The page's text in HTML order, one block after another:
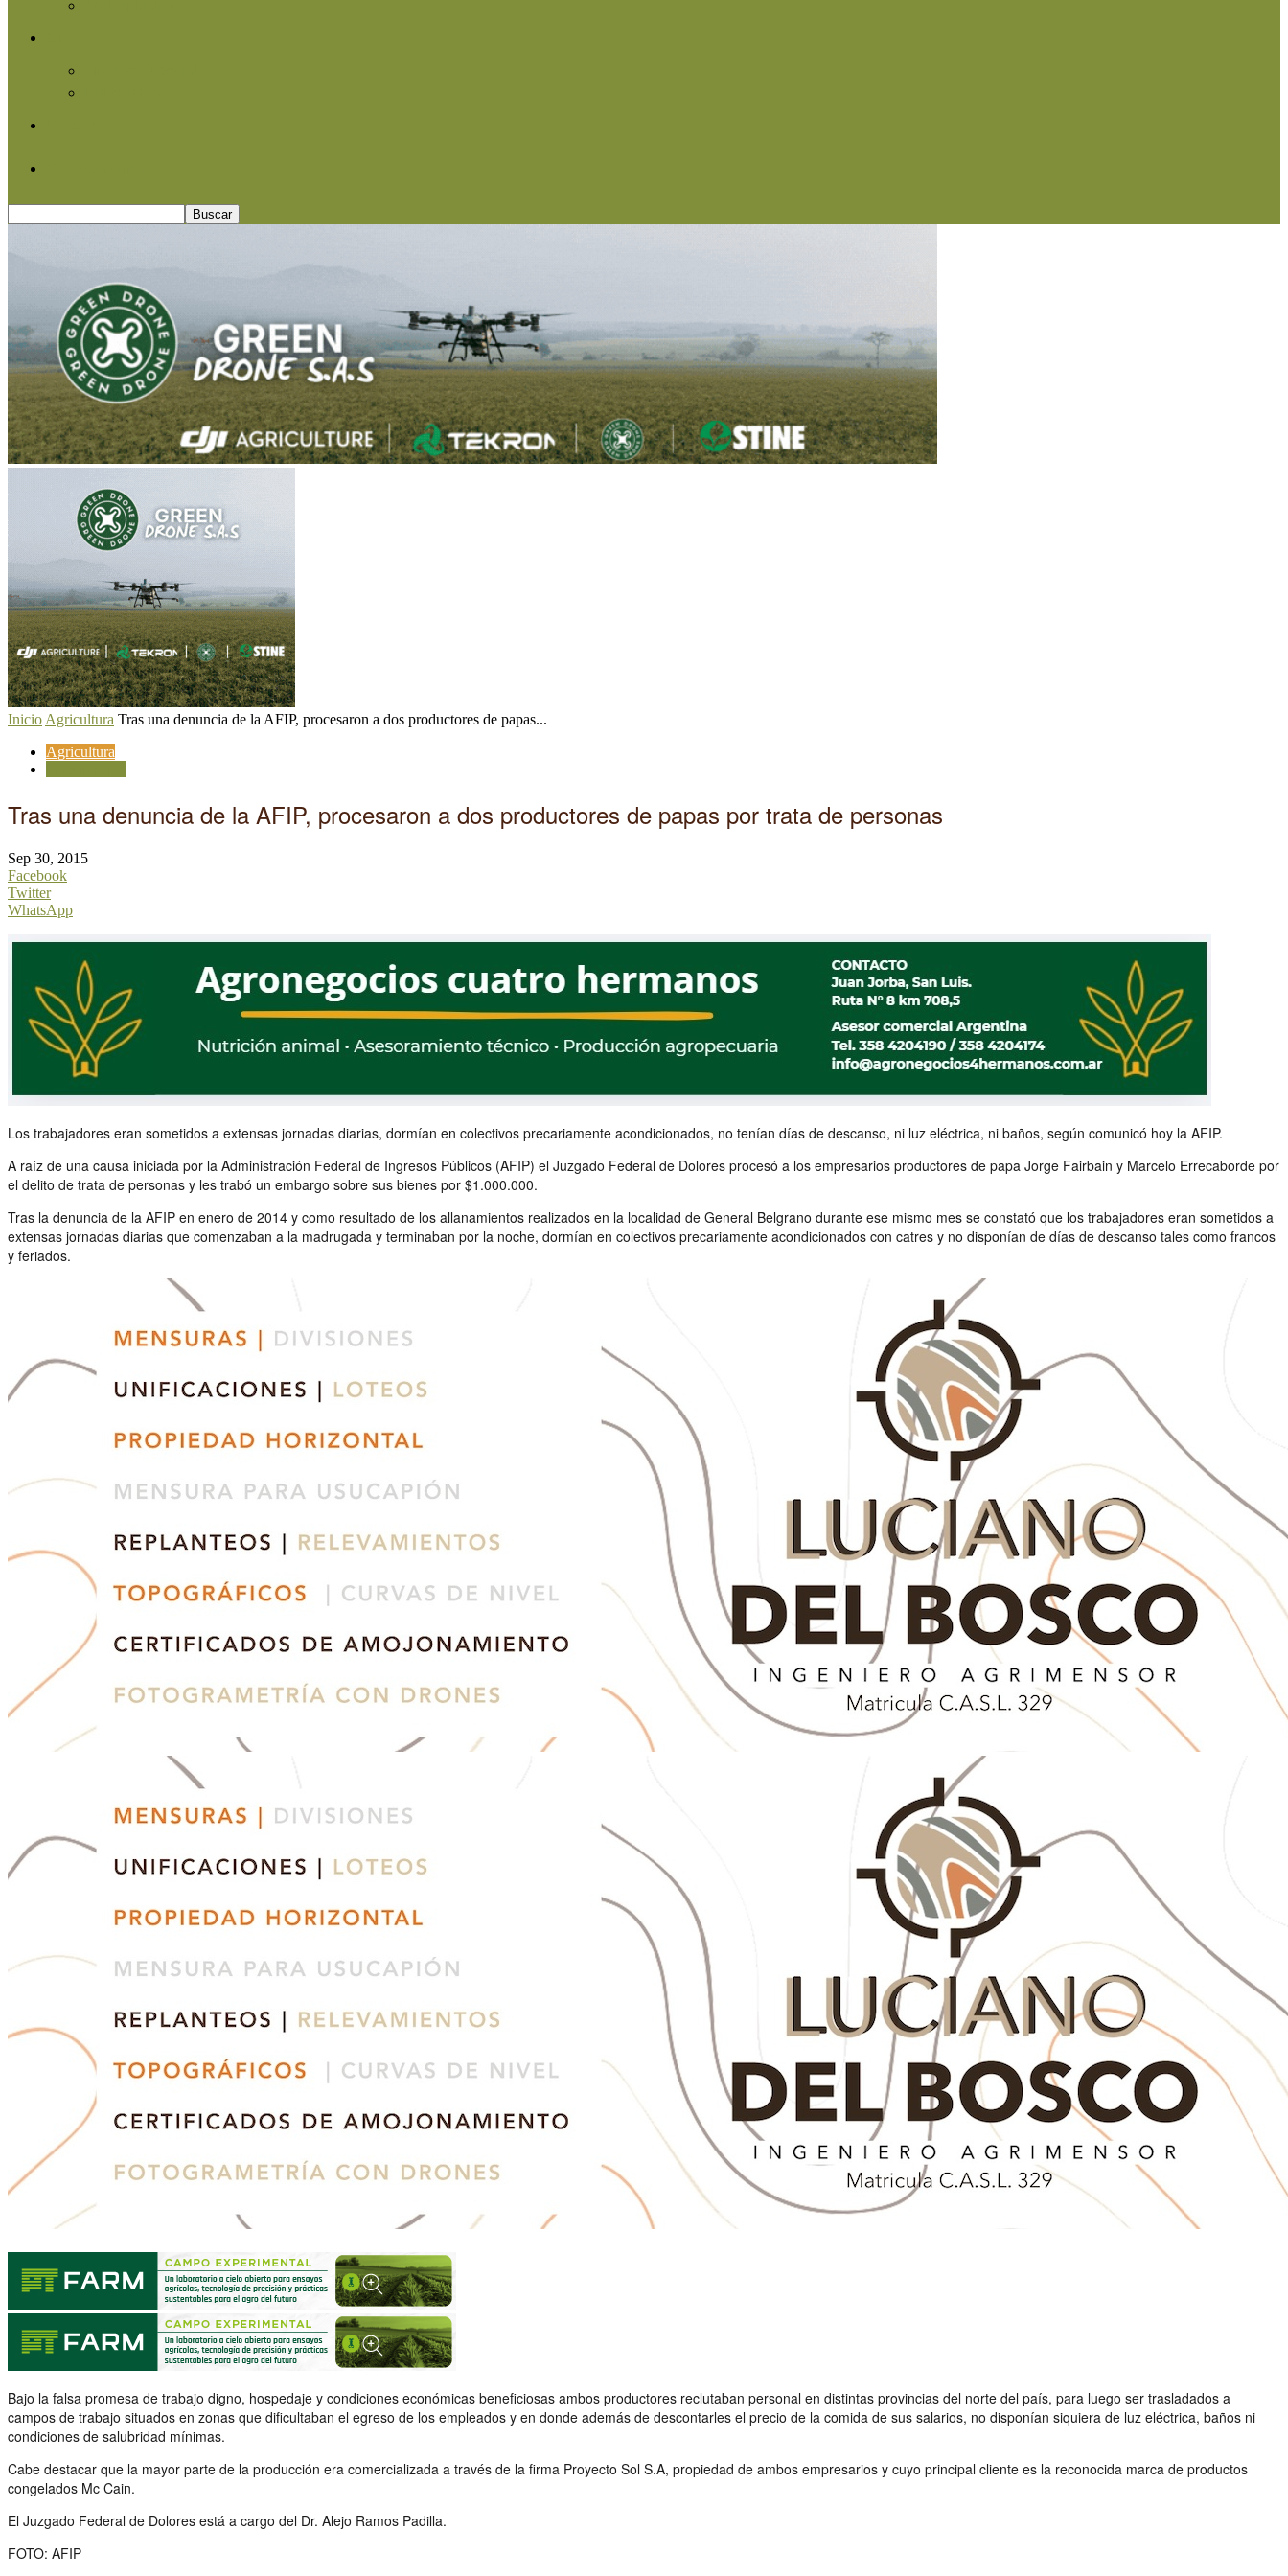
Inicio Agricultura Tras una denuncia de la AFIP, procesaron a dos productores de papas...
Agricultura
Tras una denuncia de la AFIP, procesaron a dos productores de papas por trata de personas
Sep 30, 2015
Facebook
Twitter
WhatsApp
Los trabajadores eran sometidos a extensas jornadas diarias, dormían en colectivos precariamente acondicionados, no tenían días de descanso, ni luz eléctrica, ni baños, según comunicó hoy la AFIP.
A raíz de una causa iniciada por la Administración Federal de Ingresos Públicos (AFIP) el Juzgado Federal de Dolores procesó a los empresarios productores de papa Jorge Fairbain y Marcelo Errecaborde por
el delito de trata de personas y les trabó un embargo sobre sus bienes por $1.000.000.
Tras la denuncia de la AFIP en enero de 2014 y como resultado de los allanamientos realizados en la localidad de General Belgrano durante ese mismo mes se constató que los trabajadores eran sometidos a
extensas jornadas diarias que comenzaban a la madrugada y terminaban por la noche, dormían en colectivos precariamente acondicionados con catres y no disponían de días de descanso tales como francos
y feriados.
Bajo la falsa promesa de trabajo digno, hospedaje y condiciones económicas beneficiosas ambos productores reclutaban personal en distintas provincias del norte del país, para luego ser trasladados a
campos de trabajo situados en zonas que dificultaban el egreso de los empleados y en donde además de descontarles el precio de la comida de sus salarios, no disponían siquiera de luz eléctrica, baños ni
condiciones de salubridad mínimas.
Cabe destacar que la mayor parte de la producción era comercializada a través de la firma Proyecto Sol S.A, propiedad de ambos empresarios y cuyo principal cliente es la reconocida marca de productos
congelados Mc Cain.
El Juzgado Federal de Dolores está a cargo del Dr. Alejo Ramos Padilla.
FOTO: AFIP